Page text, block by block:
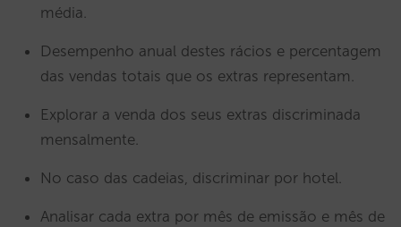
média.
Desempenho anual destes rácios e percentagem
das vendas totais que os extras representam.
Explorar a venda dos seus extras discriminada
mensalmente.
No caso das cadeias, discriminar por hotel.
Analisar cada extra por mês de emissão e mês de